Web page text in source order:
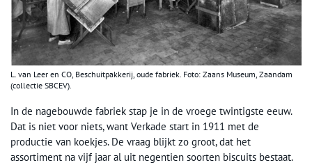
L. van Leer en CO, Beschuitpakkerij, oude fabriek. Foto: Zaans Museum, Zaandam
(collectie SBCEV).
In de nagebouwde fabriek stap je in de vroege twintigste eeuw.
Dat is niet voor niets, want Verkade start in 1911 met de
productie van koekjes. De vraag blijkt zo groot, dat het
assortiment na vijf jaar al uit negentien soorten biscuits bestaat.